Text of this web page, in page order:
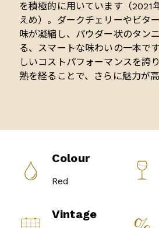
を積極的に用いています（2021
えめ）。ダークチェリーやビタ
味が凝縮し、パウダー状のタン
る、スマートな味わいの一本で
しいコストパフォーマンスを誇
熟を経ることで、さらに魅力が
Colour
Red
Vintage